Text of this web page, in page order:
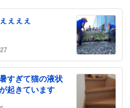
ぇぇぇ
すぎて猫の液状
起きています